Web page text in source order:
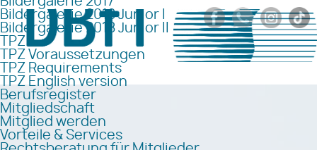
Bildergalerie 2018 Junior I
Bildergalerie 2018 Junior II
TPZ
TPZ Voraussetzungen
TPZ Requirements
TPZ English version
Berufsregister
Mitgliedschaft
Mitglied werden
Vorteile & Services